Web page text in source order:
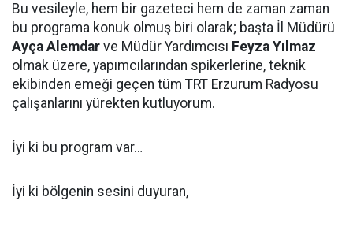
Bu vesileyle, hem bir gazeteci hem de zaman zaman
bu programa konuk olmuş biri olarak; başta İl Müdürü
Ayça Alemdar ve Müdür Yardımcısı Feyza Yılmaz
olmak üzere, yapımcılarından spikerlerine, teknik
ekibinden emeği geçen tüm TRT Erzurum Radyosu
çalışanlarını yürekten kutluyorum.
İyi ki bu program var…
İyi ki bölgenin sesini duyuran,